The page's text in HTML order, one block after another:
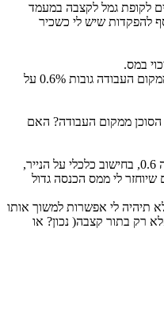
לקופת גמל לקצבה במעמד
להפקדות שיש לי כשכיר
הקופות שהוצעו לי ע"י הסוכן הפנסיוני ממקום העבודה גובות 0.6% על
ממקום העבודה? האם
אגב, על פניו גם אם אלך על קופה שגובה 0.6, בחישוב כלכלי על הנייר,
לי ממס הכנסה גדול
תיהיה לי אפשרות למשוך אותו
פעמי גם כשאגיע לגיל 60 - אלא רק בתור קצבה( נכון? או